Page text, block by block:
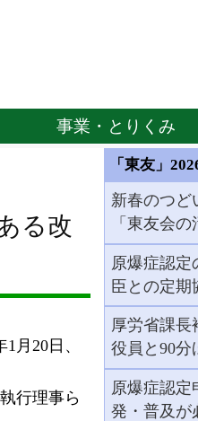
事業・とりくみ
る改
月20日、
行理事ら
「東友」
新春のつど
「東友会
原爆症認定
臣との定期
厚労省課長
役員と90分
原爆症認定
発・普及が